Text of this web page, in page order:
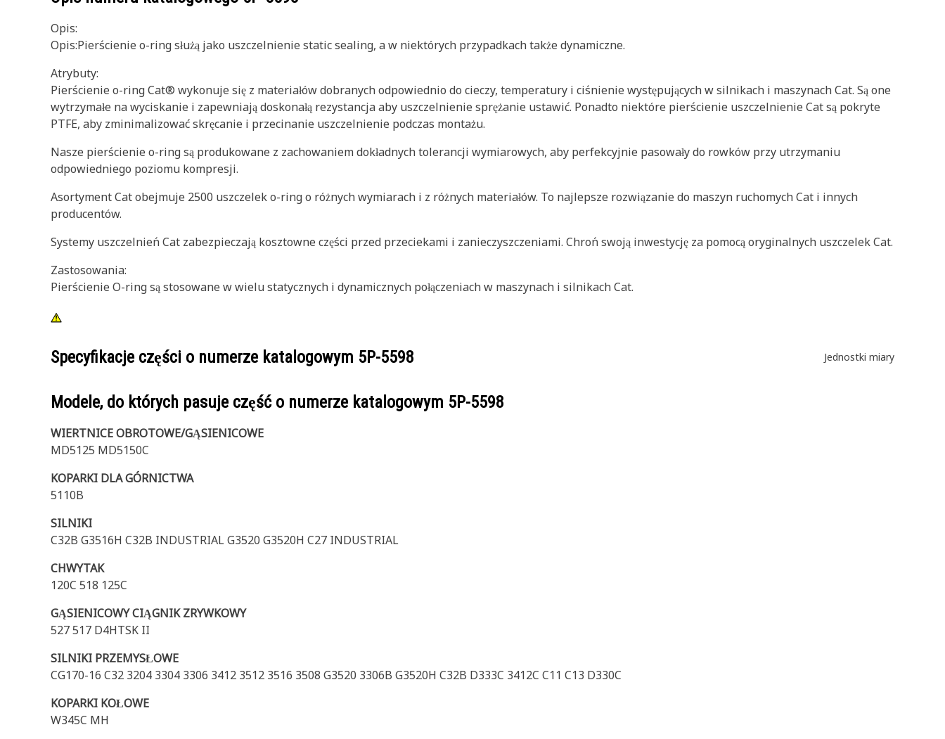
Opis:
Opis:Pierścienie o-ring służą jako uszczelnienie static sealing, a w niektórych przypadkach także dynamiczne.
Atrybuty:
Pierścienie o-ring Cat® wykonuje się z materiałów dobranych odpowiednio do cieczy, temperatury i ciśnienie występujących w silnikach i maszynach Cat. Są one
wytrzymałe na wyciskanie i zapewniają doskonałą rezystancja aby uszczelnienie sprężanie ustawić. Ponadto niektóre pierścienie uszczelnienie Cat są pokryte
PTFE, aby zminimalizować skręcanie i przecinanie uszczelnienie podczas montażu.
Nasze pierścienie o-ring są produkowane z zachowaniem dokładnych tolerancji wymiarowych, aby perfekcyjnie pasowały do rowków przy utrzymaniu
odpowiedniego poziomu kompresji.
Asortyment Cat obejmuje 2500 uszczelek o-ring o różnych wymiarach i z różnych materiałów. To najlepsze rozwiązanie do maszyn ruchomych Cat i innych
producentów.
Systemy uszczelnień Cat zabezpieczają kosztowne części przed przeciekami i zanieczyszczeniami. Chroń swoją inwestycję za pomocą oryginalnych uszczelek Cat.
Zastosowania:
Pierścienie O-ring są stosowane w wielu statycznych i dynamicznych połączeniach w maszynach i silnikach Cat.
Specyfikacje części o numerze katalogowym 5P-5598 Jednostki miary
Modele, do których pasuje część o numerze katalogowym 5P-5598
WIERTNICE OBROTOWE/GĄSIENICOWE
MD5125 MD5150C
KOPARKI DLA GÓRNICTWA
5110B
SILNIKI
C32B G3516H C32B INDUSTRIAL G3520 G3520H C27 INDUSTRIAL
CHWYTAK
120C 518 125C
GĄSIENICOWY CIĄGNIK ZRYWKOWY
527 517 D4HTSK II
SILNIKI PRZEMYSŁOWE
CG170-16 C32 3204 3304 3306 3412 3512 3516 3508 G3520 3306B G3520H C32B D333C 3412C C11 C13 D330C
KOPARKI KOŁOWE
W345C MH